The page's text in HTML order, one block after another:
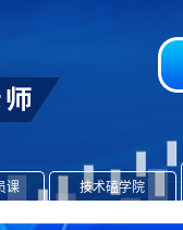
课 技术磕学院